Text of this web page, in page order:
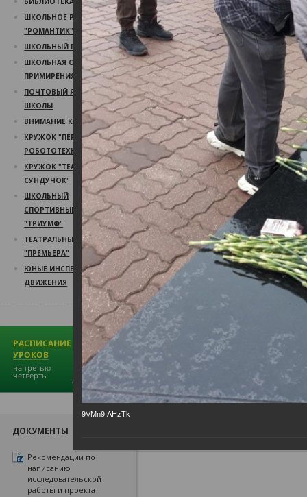
ШКОЛЬНОЕ РАДИО
"РОМАНТИК"
ШКОЛЬНЫЙ ПСИХОЛОГ
ШКОЛЬНАЯ СЛУЖБА
ПРИМИРЕНИЯ
ПОЧТОВЫЙ ЯЩИК
ШКОЛЫ
ВНИМАНИЕ КОНКУРС!
КРУЖОК "ПЕРВЫЙ ШАГ В
РОБОТОТЕХНИКУ"
КРУЖОК "ТЕАТРАЛЬНЫЙ
СУНДУЧОК"
ШКОЛЬНЫЙ
СПОРТИВНЫЙ КЛУБ
"ТРИУМФ"
ТЕАТРАЛЬНЫЙ КРУЖОК
"ПРЕМЬЕРА"
ЮНЫЕ ИНСПЕКТОРА
ДВИЖЕНИЯ
ДОКУМЕНТЫ
Рекомендации по
написанию
исследовательской
работы и проекта
9VMn9IAHzTk